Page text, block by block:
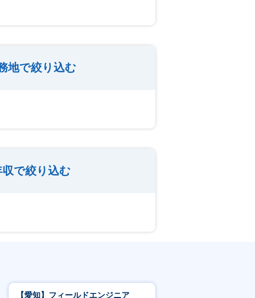
地で絞り込む
で絞り込む
【愛知】フィールドエンジニア